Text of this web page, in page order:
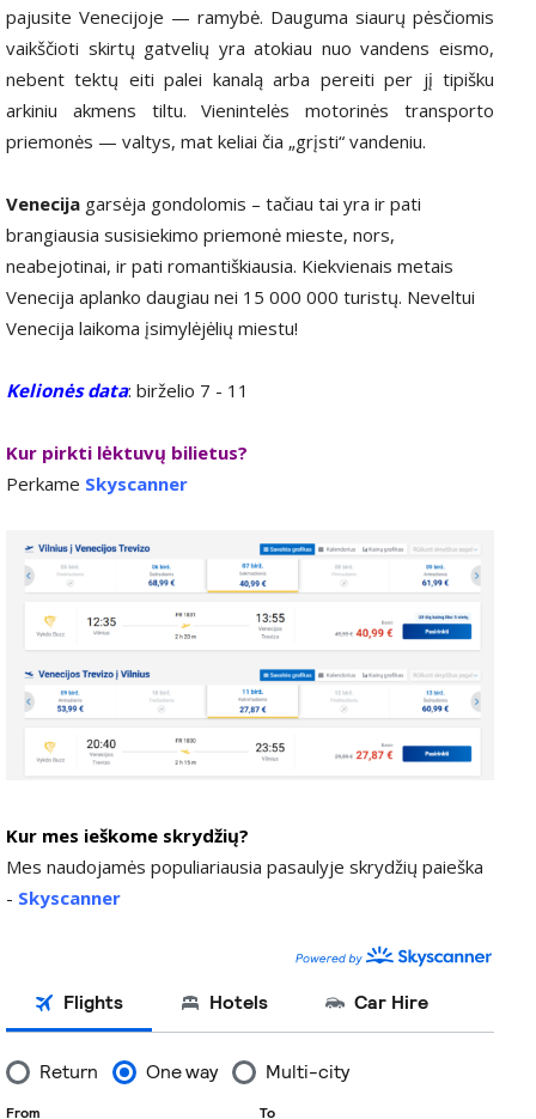
pajusite Venecijoje — ramybė. Dauguma siaurų pėsčiomis
vaikščioti skirtų gatvelių yra atokiau nuo vandens eismo,
nebent tektų eiti palei kanalą arba pereiti per jį tipišku
arkiniu akmens tiltu. Vienintelės motorinės transporto
priemonės — valtys, mat keliai čia „grįsti“ vandeniu.
Venecija garsėja gondolomis – tačiau tai yra ir pati
brangiausia susisiekimo priemonė mieste, nors,
neabejotinai, ir pati romantiškiausia. Kiekvienais metais
Venecija aplanko daugiau nei 15 000 000 turistų. Neveltui
Venecija laikoma įsimylėjėlių miestu!
Kelionės data: birželio 7 - 11
Kur pirkti lėktuvų bilietus?
Perkame Skyscanner
Kur mes ieškome skrydžių?
Mes naudojamės populiariausia pasaulyje skrydžių paieška
- Skyscanner